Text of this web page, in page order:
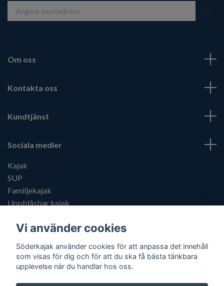
Om oss
Kontakta oss
Kundtjänst
Sociala medier
Kajak
SUP
Familjekajak
Uppblåsbar kajak
Vi använder cookies
Söderkajak använder cookies för att anpassa det innehåll
som visas för dig och för att du ska få bästa tänkbara
upplevelse när du handlar hos oss.